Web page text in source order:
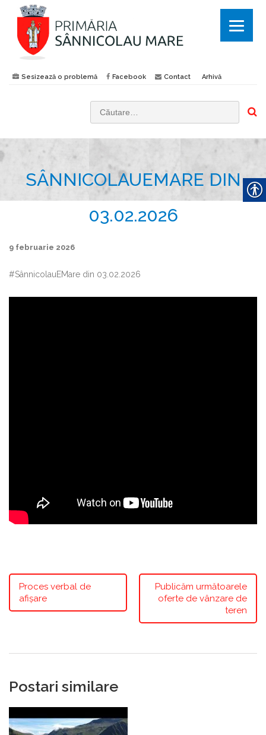
Sesizează o problemă Facebook Contact Arhivă
:
SÂNNICOLAUEMARE DIN
03.02.2026
9 februarie 2026
#SânnicolauEMare din 03.02.2026
Proces verbal de
afișare
Publicăm următoarele
oferte de vânzare de
teren
Postari similare